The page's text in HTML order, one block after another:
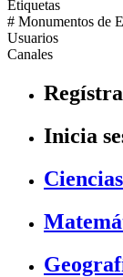
Etiquetas
# Monumentos de
Usuarios
Canales
Inicia
Ciencias